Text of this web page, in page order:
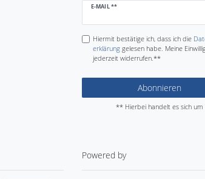
E-MAIL **
Newsletter
Hiermit bestätige ich, dass ich die
erklärunggelesen habe. Meine
jederzeit widerrufen.**
Abonnieren
** Hierbei handelt es sich um
Powered by